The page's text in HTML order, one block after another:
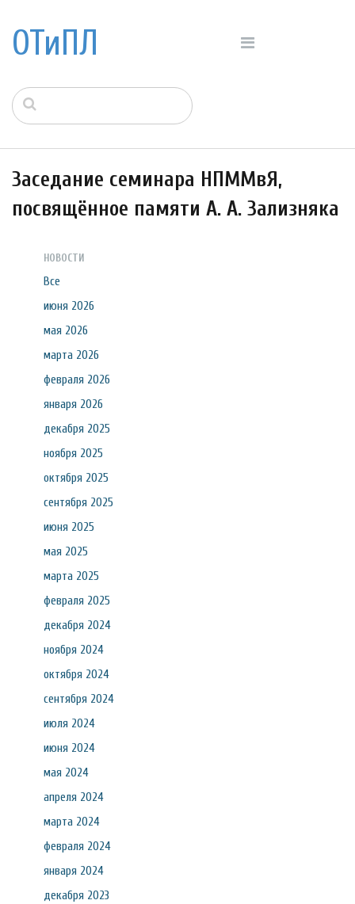
ОТиПЛ
Заседание семинара НПММвЯ,
посвящённое памяти А. А. Зализняка
НОВОСТИ
Все
июня 2026
мая 2026
марта 2026
февраля 2026
января 2026
декабря 2025
ноября 2025
октября 2025
сентября 2025
июня 2025
мая 2025
марта 2025
февраля 2025
декабря 2024
ноября 2024
октября 2024
сентября 2024
июля 2024
июня 2024
мая 2024
апреля 2024
марта 2024
февраля 2024
января 2024
декабря 2023